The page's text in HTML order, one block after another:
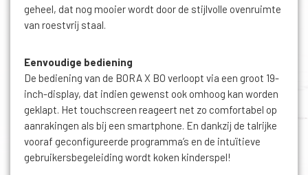
geheel, dat nog mooier wordt door de stijlvolle ovenruimte
van roestvrij staal.
Eenvoudige bediening
De bediening van de BORA X BO verloopt via een groot 19-
inch-display, dat indien gewenst ook omhoog kan worden
geklapt. Het touchscreen reageert net zo comfortabel op
aanrakingen als bij een smartphone. En dankzij de talrijke
vooraf geconfigureerde programma’s en de intuïtieve
gebruikersbegeleiding wordt koken kinderspel!